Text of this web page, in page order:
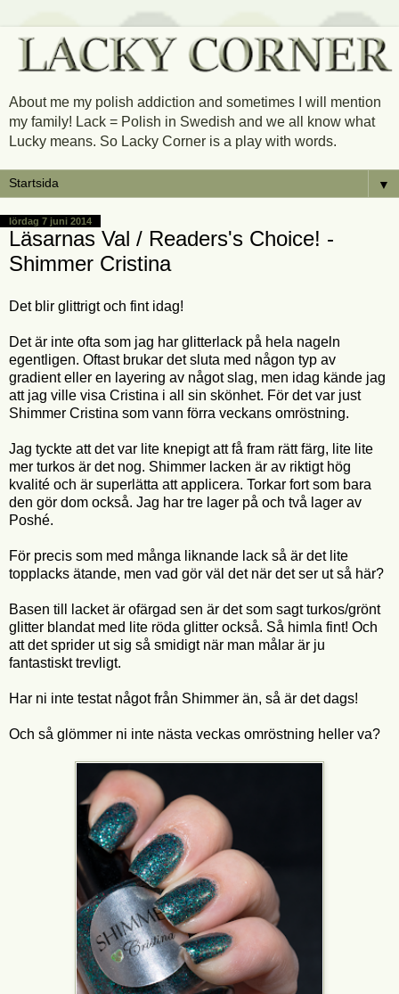
About me my polish addiction and sometimes I will mention
my family! Lack = Polish in Swedish and we all know what
Lucky means. So Lacky Corner is a play with words.
▼
lördag 7 juni 2014
Läsarnas Val / Readers's Choice! -
Shimmer Cristina
Det blir glittrigt och fint idag!
Det är inte ofta som jag har glitterlack på hela nageln
egentligen. Oftast brukar det sluta med någon typ av
gradient eller en layering av något slag, men idag kände jag
att jag ville visa Cristina i all sin skönhet. För det var just
Shimmer Cristina som vann förra veckans omröstning.
Jag tyckte att det var lite knepigt att få fram rätt färg, lite lite
mer turkos är det nog. Shimmer lacken är av riktigt hög
kvalité och är superlätta att applicera. Torkar fort som bara
den gör dom också. Jag har tre lager på och två lager av
Poshé.
För precis som med många liknande lack så är det lite
topplacks ätande, men vad gör väl det när det ser ut så här?
Basen till lacket är ofärgad sen är det som sagt turkos/grönt
glitter blandat med lite röda glitter också. Så himla fint! Och
att det sprider ut sig så smidigt när man målar är ju
fantastiskt trevligt.
Har ni inte testat något från Shimmer än, så är det dags!
Och så glömmer ni inte nästa veckas omröstning heller va?